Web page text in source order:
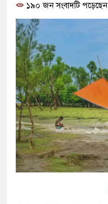
১৯০ জন সংবাদটি পড়েছেন